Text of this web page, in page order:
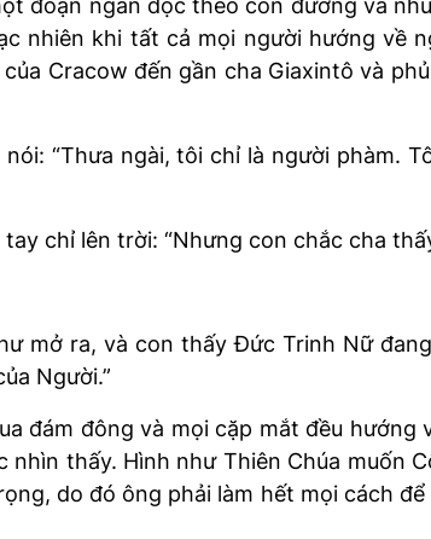
nhiên khi tất cả mọi người hướng về
Cracow đến gần cha Giaxintô và
“Thưa ngài, tôi chỉ là người phàm.
chỉ lên trời: “Nhưng con chắc cha
mở ra, và con thấy Đức Trinh Nữ
Người.”
đám đông và mọi cặp mắt đều hướng
thấy. Hình như Thiên Chúa muốn
do đó ông phải làm hết mọi cách